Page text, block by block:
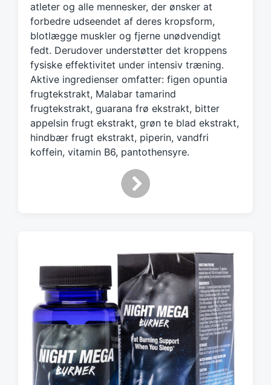
t
h
atleter og alle mennesker, der ønsker at
forbedre udseendet af deres kropsform,
blotlægge muskler og fjerne unødvendigt
fedt. Derudover understøtter det kroppens
fysiske effektivitet under intensiv træning.
Aktive ingredienser omfatter: figen opuntia
frugtekstrakt, Malabar tamarind
frugtekstrakt, guarana frø ekstrakt, bitter
appelsin frugt ekstrakt, grøn te blad ekstrakt,
hindbær frugt ekstrakt, piperin, vandfri
koffein, vitamin B6, pantothensyre.